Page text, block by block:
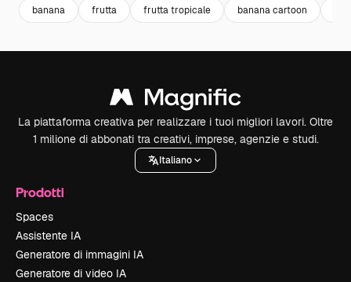
banana frutta frutta tropicale banana cartoon
La piattaforma creativa per realizzare i tuoi migliori lavori. Oltre
1 milione di abbonati tra creativi, imprese, agenzie e studi.
Italiano
Prodotti
Spaces
Assistente IA
Generatore di immagini IA
Generatore di video IA